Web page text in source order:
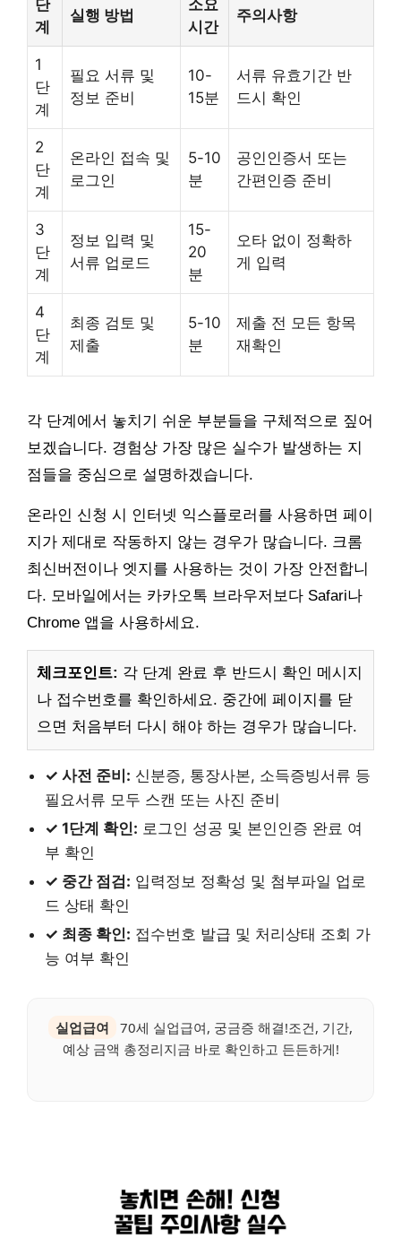
단
계
실행 방법
소요
시간
주의사항
1
단
계
필요 서류 및
정보 준비
10-
15분
서류 유효기간 반
드시 확인
2
단
계
온라인 접속 및
로그인
5-10
분
공인인증서 또는
간편인증 준비
3
단
계
정보 입력 및
서류 업로드
15-
20
분
오타 없이 정확하
게 입력
4
단
계
최종 검토 및
제출
5-10
분
제출 전 모든 항목
재확인
각 단계에서 놓치기 쉬운 부분들을 구체적으로 짚어
보겠습니다. 경험상 가장 많은 실수가 발생하는 지
점들을 중심으로 설명하겠습니다.
온라인 신청 시 인터넷 익스플로러를 사용하면 페이
지가 제대로 작동하지 않는 경우가 많습니다. 크롬
최신버전이나 엣지를 사용하는 것이 가장 안전합니
다. 모바일에서는 카카오톡 브라우저보다 Safari나
Chrome 앱을 사용하세요.
체크포인트: 각 단계 완료 후 반드시 확인 메시지
나 접수번호를 확인하세요. 중간에 페이지를 닫
으면 처음부터 다시 해야 하는 경우가 많습니다.
✓ 사전 준비: 신분증, 통장사본, 소득증빙서류 등
필요서류 모두 스캔 또는 사진 준비
✓ 1단계 확인: 로그인 성공 및 본인인증 완료 여
부 확인
✓ 중간 점검: 입력정보 정확성 및 첨부파일 업로
드 상태 확인
✓ 최종 확인: 접수번호 발급 및 처리상태 조회 가
능 여부 확인
실업급여
70세 실업급여, 궁금증 해결!조건, 기간,
예상 금액 총정리지금 바로 확인하고 든든하게!